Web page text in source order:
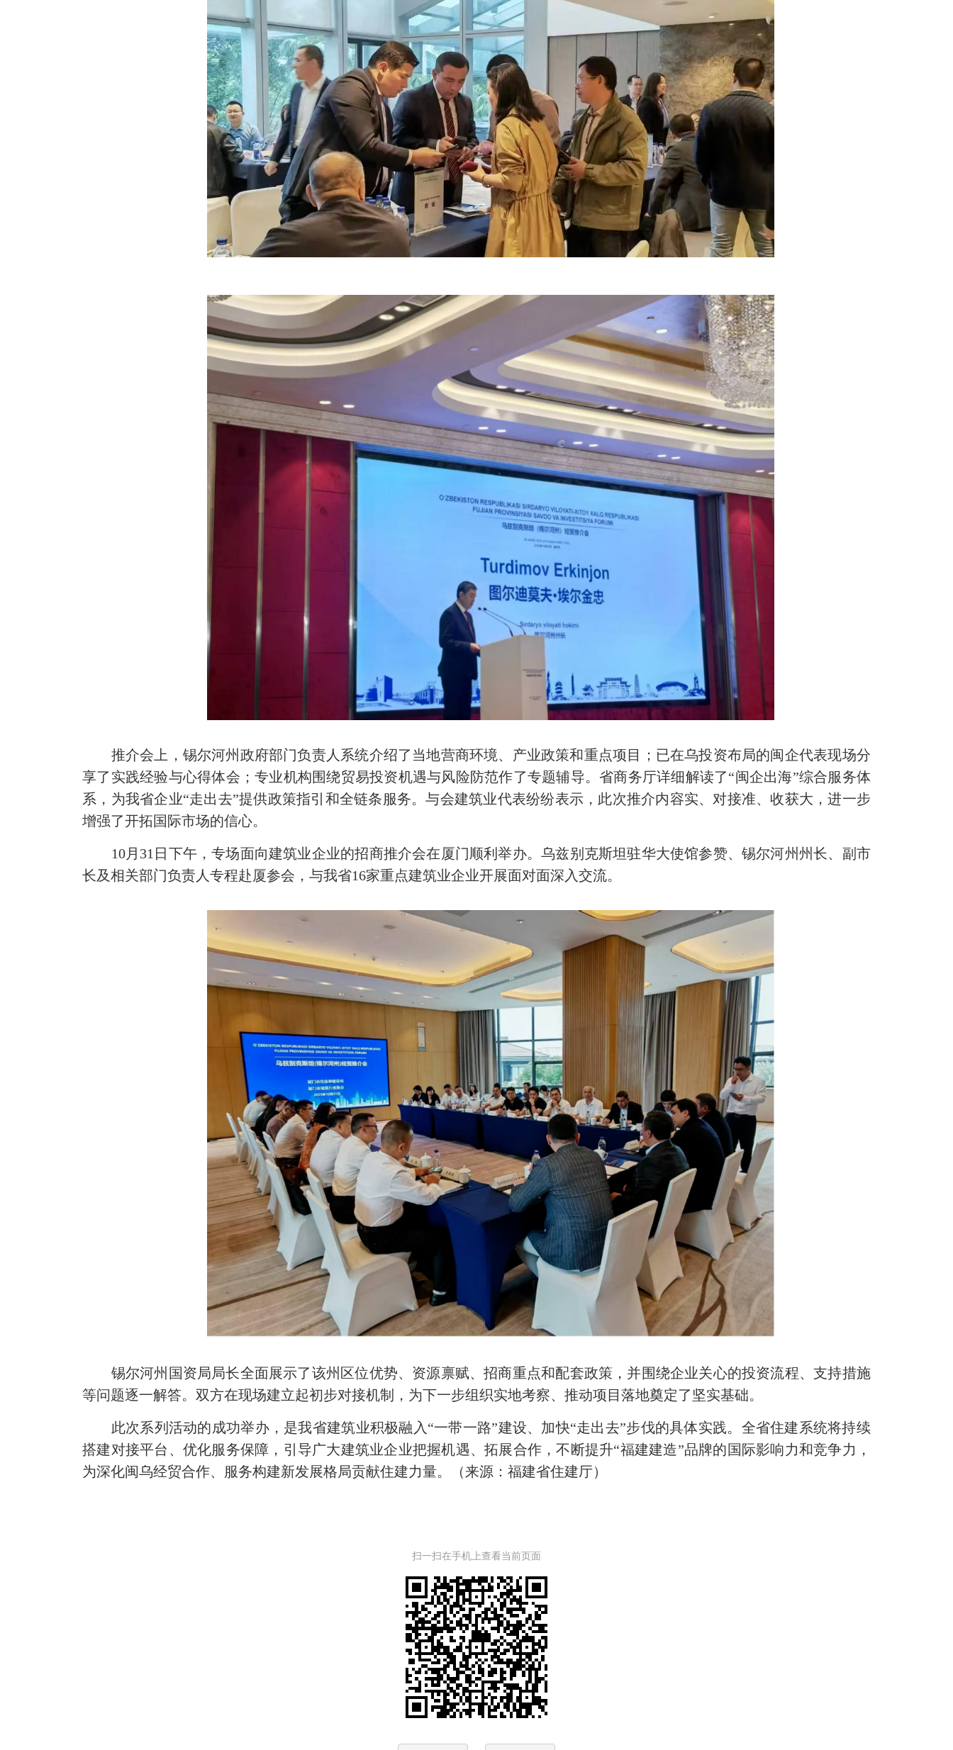
推介会上，锡尔河州政府部门负责人系统介绍了当地营商环境、产业政策和重点项目；已在乌投资布局的闽企代表现场分
享了实践经验与心得体会；专业机构围绕贸易投资机遇与风险防范作了专题辅导。省商务厅详细解读了“闽企出海”综合服务体
系，为我省企业“走出去”提供政策指引和全链条服务。与会建筑业代表纷纷表示，此次推介内容实、对接准、收获大，进一步
增强了开拓国际市场的信心。
10月31日下午，专场面向建筑业企业的招商推介会在厦门顺利举办。乌兹别克斯坦驻华大使馆参赞、锡尔河州州长、副市
长及相关部门负责人专程赴厦参会，与我省16家重点建筑业企业开展面对面深入交流。
锡尔河州国资局局长全面展示了该州区位优势、资源禀赋、招商重点和配套政策，并围绕企业关心的投资流程、支持措施
等问题逐一解答。双方在现场建立起初步对接机制 ，为下一步组织实地考察、推动项目落地奠定了坚实基础。
此次系列活动的成功举办，是我省建筑业积极融入“一带一路”建设、加快“走出去”步伐的具体实践。全省住建系统将持续
搭建对接平台、优化服务保障，引导广大建筑业企业把握机遇、拓展合作，不断提升“福建建造”品牌的国际影响力和竞争力，
为深化闽乌经贸合作、服务构建新发展格局贡献住建力量。（来源：福建省住建厅）
扫一扫在手机上查看当前页面